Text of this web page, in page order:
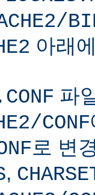
아래
파
CONF
로 변
,